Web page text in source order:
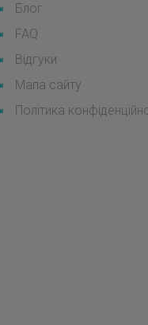
Блог
FAQ
Відгуки
Мапа сайту
Політика